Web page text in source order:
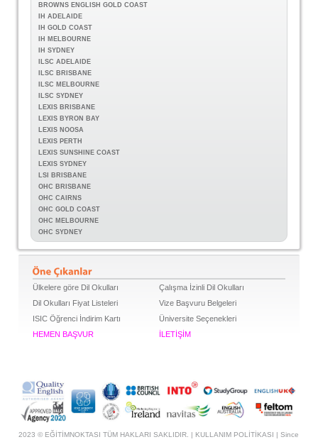
BROWNS ENGLISH GOLD COAST
IH ADELAIDE
IH GOLD COAST
IH MELBOURNE
IH SYDNEY
ILSC ADELAIDE
ILSC BRISBANE
ILSC MELBOURNE
ILSC SYDNEY
LEXIS BRISBANE
LEXIS BYRON BAY
LEXIS NOOSA
LEXIS PERTH
LEXIS SUNSHINE COAST
LEXIS SYDNEY
LSI BRISBANE
OHC BRISBANE
OHC CAIRNS
OHC GOLD COAST
OHC MELBOURNE
OHC SYDNEY
Ülkelere göre Dil Okulları
Çalışma İzinli Dil Okulları
Dil Okulları Fiyat Listeleri
Vize Başvuru Belgeleri
ISIC Öğrenci İndirim Kartı
Üniversite Seçenekleri
HEMEN BAŞVUR
İLETİŞİM
2023 © EĞİTİMNOKTASI TÜM HAKLARI SAKLIDIR. | KULLANIM POLİTİKASI
| Since